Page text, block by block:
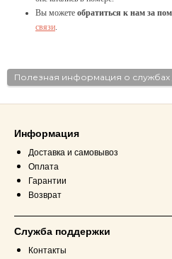
Вы можете обратиться к нам за
связи
Полезная информация о службах
Информация
Доставка и самовывоз
Оплата
Гарантии
Возврат
Служба поддержки
Контакты